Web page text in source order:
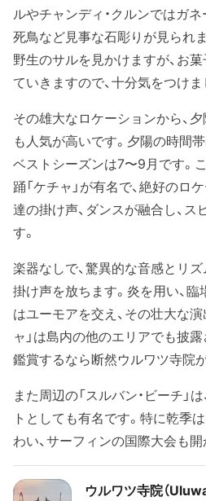
ルやチャンディ・クルンではガ
死鳥など見事な石彫りが見られ
野生のサルを見かけますが、お
ていきますので、十分気をつけま
その雄大なロケーションから、
も人気が高いです。夕陽の時間
ベストシーズンは7〜9月です。
踊「ケチャ」が有名で、絶好のロ
達の掛け声、ダンスが融合し、
す。
楽器なしで、驚異的な音感とリズ
掛け声を放ちます。炎を用い、臨
はユーモアを交え、その壮大な
ャ」は島内の他のエリアでも披
鑑賞するなら断然ウルワツ寺院
また周辺の「スルバン・ビーチ」
トとしても有名です。特に乾季
わい、サーフィンの国際大会も開
ウルワツ寺院（